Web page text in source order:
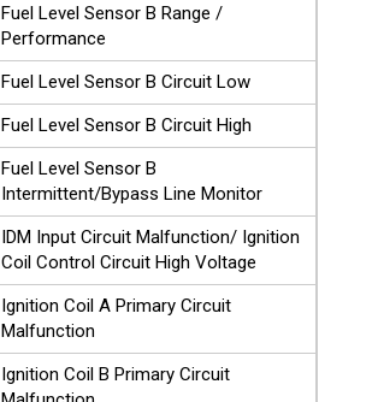
Fuel Level Sensor B Range /
Performance
Fuel Level Sensor B Circuit Low
Fuel Level Sensor B Circuit High
Fuel Level Sensor B
Intermittent/Bypass Line Monitor
IDM Input Circuit Malfunction/ Ignition
Coil Control Circuit High Voltage
Ignition Coil A Primary Circuit
Malfunction
Ignition Coil B Primary Circuit